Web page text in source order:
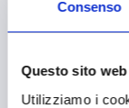
Consenso
Questo sito
Utilizziamo i
Gastronomia